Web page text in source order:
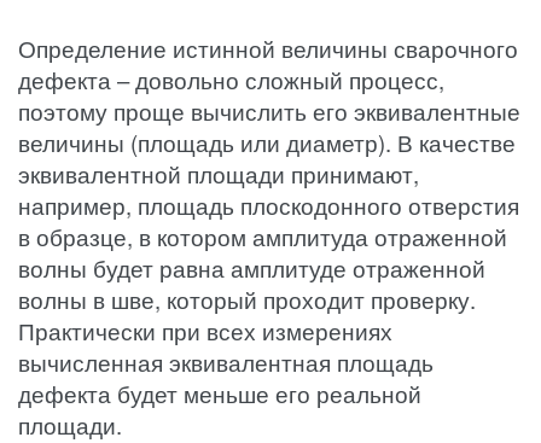
Определение истинной величины сварочного
дефекта – довольно сложный процесс,
поэтому проще вычислить его эквивалентные
величины (площадь или диаметр). В качестве
эквивалентной площади принимают,
например, площадь плоскодонного отверстия
в образце, в котором амплитуда отраженной
волны будет равна амплитуде отраженной
волны в шве, который проходит проверку.
Практически при всех измерениях
вычисленная эквивалентная площадь
дефекта будет меньше его реальной
площади.